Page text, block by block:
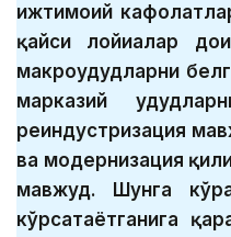
ижтимоий
қайси лойиҳалар
макроҳудудларни
марказий
реиндустризация
ва модернизация
мавжуд. Шунга
кўрсатаётганига